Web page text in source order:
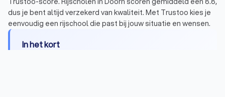
dus je bent altijd verzekerd van kwaliteit. Met Trustoo kies je
eenvoudig een rijschool die past bij jouw situatie en wensen.
In het kort